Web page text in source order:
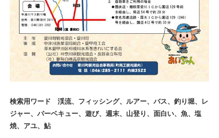
検索用ワード 渓流、フィッシング、ルアー、バス、釣り堀、レ
ジャー、バーベキュー、遊び、週末、山登り、面白い、魚、塩
焼、アユ、鮎